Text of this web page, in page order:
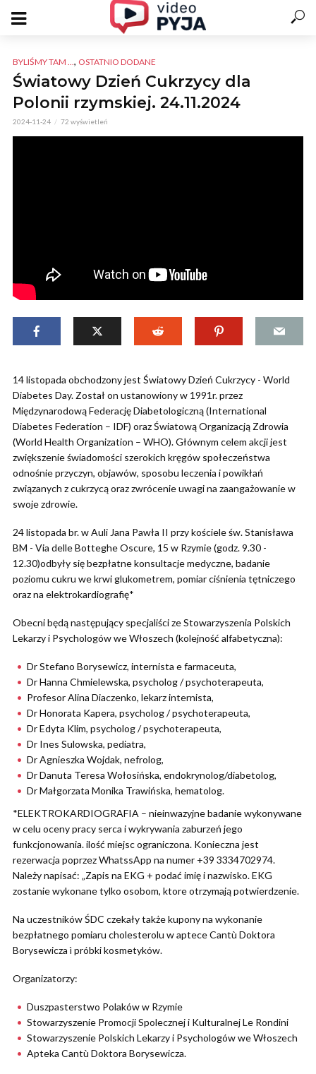
BYLIŚMY TAM ..., OSTATNIO DODANE
Światowy Dzień Cukrzycy dla
Polonii rzymskiej. 24.11.2024
2024-11-24 72 wyświetleń
14 listopada obchodzony jest Światowy Dzień Cukrzycy - World
Diabetes Day. Został on ustanowiony w 1991r. przez
Międzynarodową Federację Diabetologiczną (International
Diabetes Federation – IDF) oraz Światową Organizacją Zdrowia
(World Health Organization – WHO). Głównym celem akcji jest
zwiększenie świadomości szerokich kręgów społeczeństwa
odnośnie przyczyn, objawów, sposobu leczenia i powikłań
związanych z cukrzycą oraz zwrócenie uwagi na zaangażowanie w
swoje zdrowie.
24 listopada br. w Auli Jana Pawła II przy kościele św. Stanisława
BM - Via delle Botteghe Oscure, 15 w Rzymie (godz. 9.30 -
12.30)odbyły się bezpłatne konsultacje medyczne, badanie
poziomu cukru we krwi glukometrem, pomiar ciśnienia tętniczego
oraz na elektrokardiografię*
Obecni będą następujący specjaliści ze Stowarzyszenia Polskich
Lekarzy i Psychologów we Włoszech (kolejność alfabetyczna):
Dr Stefano Borysewicz, internista e farmaceuta,
Dr Hanna Chmielewska, psycholog / psychoterapeuta,
Profesor Alina Diaczenko, lekarz internista,
Dr Honorata Kapera, psycholog / psychoterapeuta,
Dr Edyta Klim, psycholog / psychoterapeuta,
Dr Ines Sulowska, pediatra,
Dr Agnieszka Wojdak, nefrolog,
Dr Danuta Teresa Wołosińska, endokrynolog/diabetolog,
Dr Małgorzata Monika Trawińska, hematolog.
*ELEKTROKARDIOGRAFIA – nieinwazyjne badanie wykonywane
w celu oceny pracy serca i wykrywania zaburzeń jego
funkcjonowania. ilość miejsc ograniczona. Konieczna jest
rezerwacja poprzez WhatssApp na numer +39 3334702974.
Należy napisać: „Zapis na EKG + podać imię i nazwisko. EKG
zostanie wykonane tylko osobom, ktore otrzymają potwierdzenie.
Na uczestników ŚDC czekały także kupony na wykonanie
bezpłatnego pomiaru cholesterolu w aptece Cantù Doktora
Borysewicza ì próbki kosmetyków.
Organizatorzy:
Duszpasterstwo Polaków w Rzymie
Stowarzyszenie Promocji Spolecznej i Kulturalnej Le Rondini
Stowarzyszenie Polskich Lekarzy i Psychologów we Włoszech
Apteka Cantù Doktora Borysewicza.